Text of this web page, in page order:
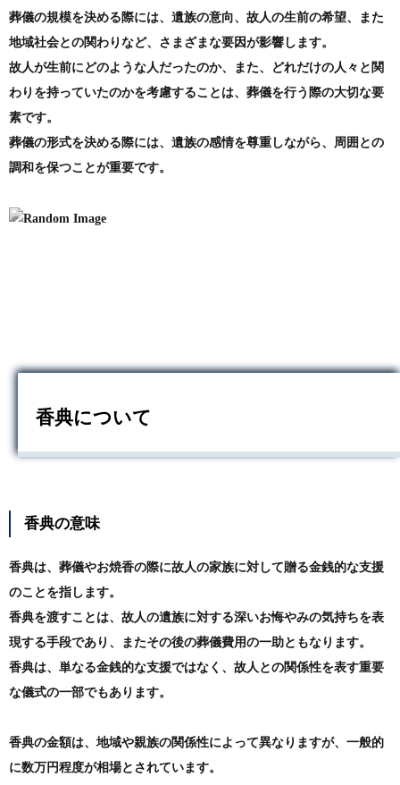
葬儀の規模を決める際には、遺族の意向、故人の生前の希望、また
地域社会との関わりなど、さまざまな要因が影響します。
故人が生前にどのような人だったのか、また、どれだけの人々と関
わりを持っていたのかを考慮することは、葬儀を行う際の大切な要
素です。
葬儀の形式を決める際には、遺族の感情を尊重しながら、周囲との
調和を保つことが重要です。
香典について
香典の意味
香典は、葬儀やお焼香の際に故人の家族に対して贈る金銭的な支援
のことを指します。
香典を渡すことは、故人の遺族に対する深いお悔やみの気持ちを表
現する手段であり、またその後の葬儀費用の一助ともなります。
香典は、単なる金銭的な支援ではなく、故人との関係性を表す重要
な儀式の一部でもあります。
香典の金額は、地域や親族の関係性によって異なりますが、一般的
に数万円程度が相場とされています。